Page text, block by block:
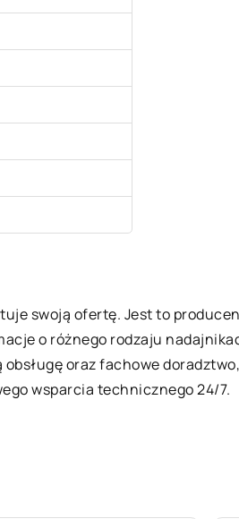
swoją ofertę. Jest to
o różnego rodzaju
oraz fachowe
wsparcia technicznego 24/7.